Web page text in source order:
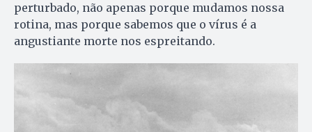
perturbado, não apenas porque mudamos nossa
rotina, mas porque sabemos que o vírus é a
angustiante morte nos espreitando.